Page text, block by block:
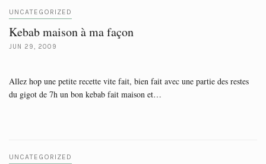
UNCATEGORIZED
Kebab maison à ma façon
JUN 29, 2009
Allez hop une petite recette vite fait, bien fait avec une partie des restes
du gigot de 7h un bon kebab fait maison et…
UNCATEGORIZED